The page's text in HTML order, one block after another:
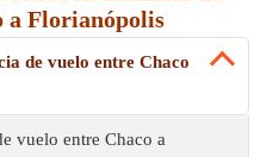
a Florianópolis
de vuelo entre Chaco
vuelo entre Chaco a